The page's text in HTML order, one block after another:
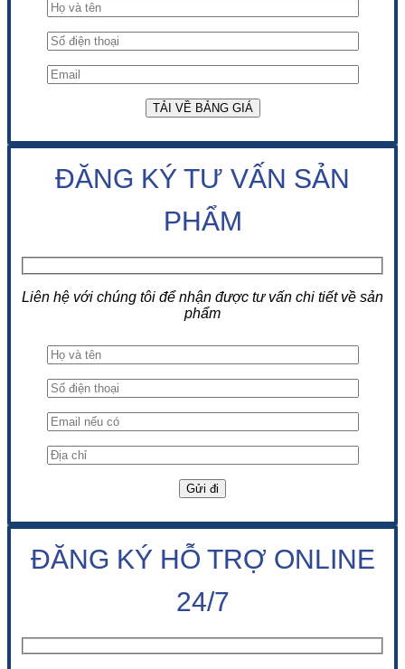
ĐĂNG KÝ TƯ VẤN SẢN
PHẨM
Liên hệ với chúng tôi để nhận được tư vấn chi tiết về sản
phẩm
ĐĂNG KÝ HỖ TRỢ ONLINE
24/7